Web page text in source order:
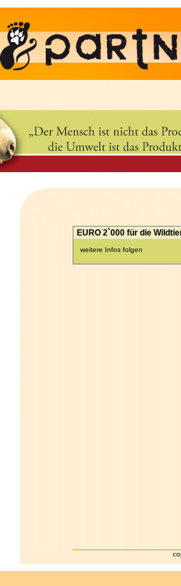
EURO 2`000 für die
weitere Infos folgen